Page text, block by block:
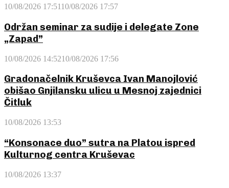
10/08/2026 17:5110/08/2026 17:57
Održan seminar za sudije i delegate Zone
„Zapad”
10/08/2026 14:5210/08/2026 17:56
Gradonačelnik Kruševca Ivan Manojlović
obišao Gnjilansku ulicu u Mesnoj zajednici
Čitluk
10/08/2026 13:53
“Konsonace duo” sutra na Platou ispred
Kulturnog centra Kruševac
10/08/2026 13:37